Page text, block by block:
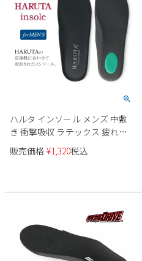
ハルタ インソール メンズ 中敷
き 衝撃吸収 ラテックス 疲れな
い カップインソール HARUTA
靴 HA906 定番靴用 高反発 男性
販売価格 ¥1,320税込